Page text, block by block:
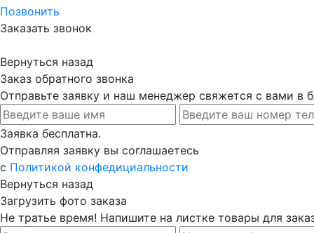
Позвонить
Заказать звонок
Вернуться назад
Заказ обратного звонка
Отправьте заявку и наш менеджер свяжется с вами в
Заявка бесплатна.
Отправляя заявку вы соглашаетесь
с Политикой конфедициальности
Вернуться назад
Загрузить фото заказа
Не тратье время! Напишите на листке товары для